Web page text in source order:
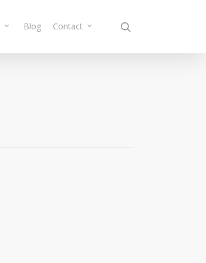
Blog Contact